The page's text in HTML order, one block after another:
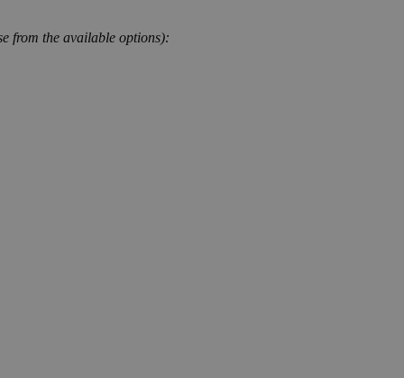
from the available options):